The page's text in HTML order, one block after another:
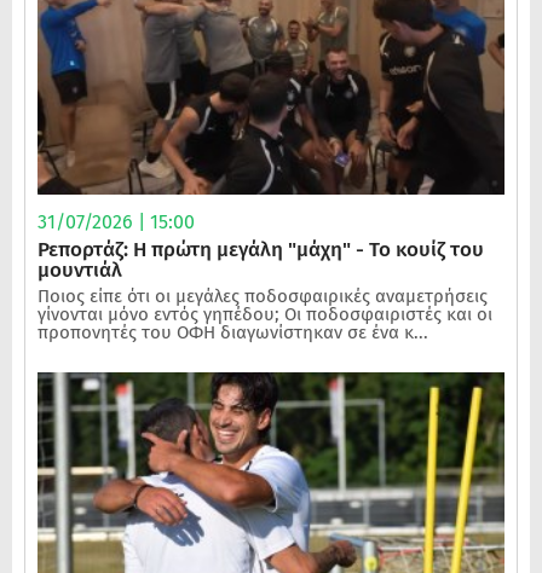
31/07/2026 | 15:00
Ρεπορτάζ: Η πρώτη μεγάλη "μάχη" - Το κουίζ του
μουντιάλ
Ποιος είπε ότι οι μεγάλες ποδοσφαιρικές αναμετρήσεις
γίνονται μόνο εντός γηπέδου; Οι ποδοσφαιριστές και οι
προπονητές του ΟΦΗ διαγωνίστηκαν σε ένα κ...